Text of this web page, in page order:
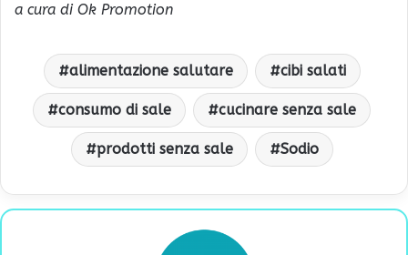
a cura di Ok Promotion
alimentazione salutare cibi salati
consumo di sale cucinare senza sale
prodotti senza sale Sodio